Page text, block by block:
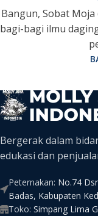
Bangun, Sobat Moja
bagi-bagi ilmu
Bergerak dalam
edukasi dan
Peternakan: No.74
Badas, Kabupaten
Toko: Simpang Lima